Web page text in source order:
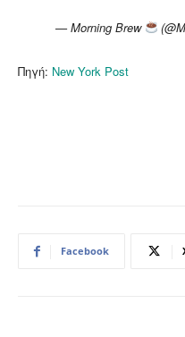
— Morning Brew
Πηγή: New York Post
Facebook